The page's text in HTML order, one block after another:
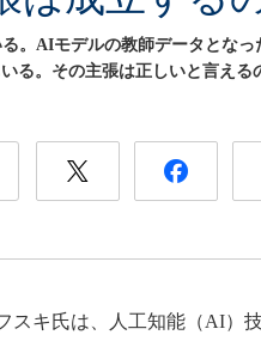
。AIモデルの教師データとなっ
る。その主張は正しいと言える
キ氏は、人工知能（AI）